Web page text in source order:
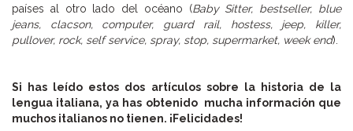
países al otro lado del océano (Baby Sitter, bestseller, blue
jeans, clacson, computer, guard rail, hostess, jeep, killer,
pullover, rock, self service, spray, stop, supermarket, week end).
Si has leído estos dos artículos sobre la historia de la
lengua italiana, ya has obtenido mucha información que
muchos italianos no tienen. ¡Felicidades!